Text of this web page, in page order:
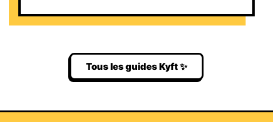
Tous les guides Kyft ✨